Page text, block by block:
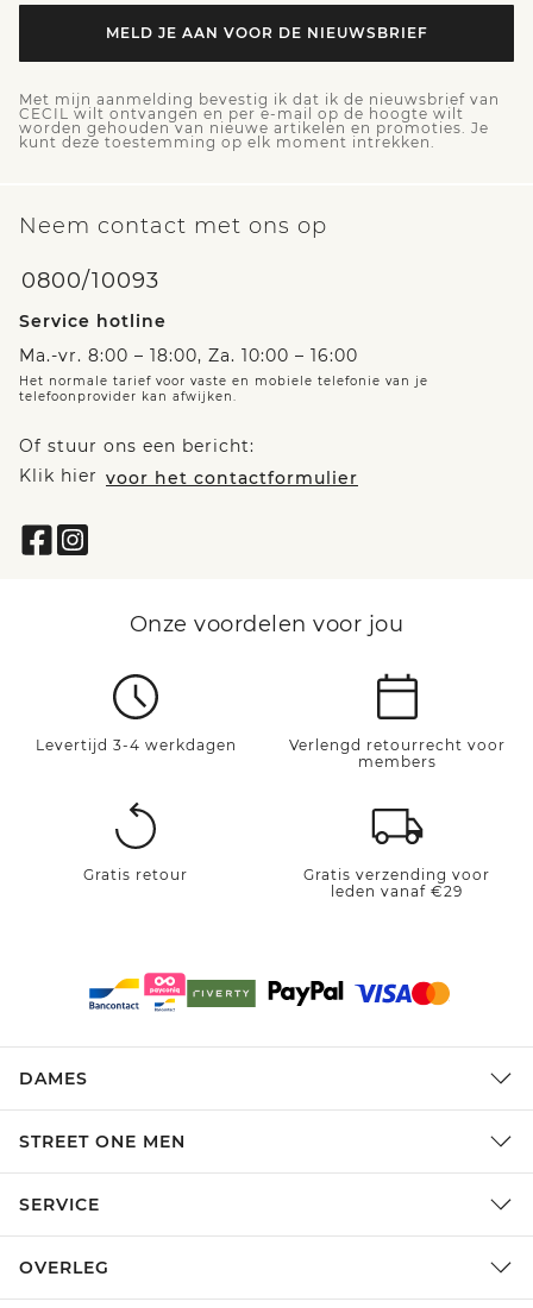
MELD JE AAN VOOR DE NIEUWSBRIEF
Met mijn aanmelding bevestig ik dat ik de nieuwsbrief van
CECIL wilt ontvangen en per e-mail op de hoogte wilt
worden gehouden van nieuwe artikelen en promoties. Je
kunt deze toestemming op elk moment intrekken.
Neem contact met ons op
0800/10093
Service hotline
Ma.-vr. 8:00 – 18:00, Za. 10:00 – 16:00
Het normale tarief voor vaste en mobiele telefonie van je
telefoonprovider kan afwijken.
Of stuur ons een bericht:
Klik hier voor het contactformulier
Onze voordelen voor jou
Levertijd 3-4 werkdagen
Verlengd retourrecht voor
members
Gratis retour
Gratis verzending voor
leden vanaf €29
DAMES
STREET ONE MEN
SERVICE
OVERLEG